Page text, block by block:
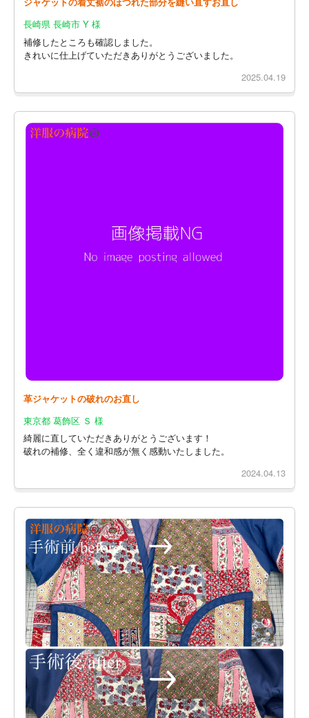
長崎県 長崎市 Y 様
補修したところも確認しました。
きれいに仕上げていただきありがとうございました。
2025.04.19
革ジャケットの破れのお直し
東京都 葛飾区 Ｓ 様
綺麗に直していただきありがとうございます！
破れの補修、全く違和感が無く感動いたしました。
2024.04.13